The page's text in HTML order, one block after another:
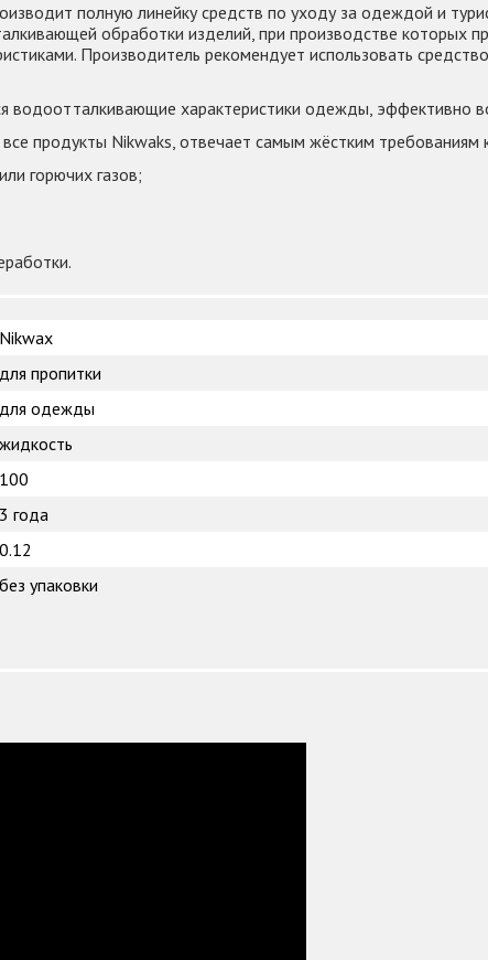
полную линейку средств по уходу за одеждой и
обработки изделий, при производстве которых
Производитель рекомендует использовать
водоотталкивающие характеристики одежды, эффективно
продукты Nikwaks, отвечает самым жёстким
горючих газов;
Nikwax
для пропитки
для одежды
жидкость
100
3 года
0.12
без упаковки